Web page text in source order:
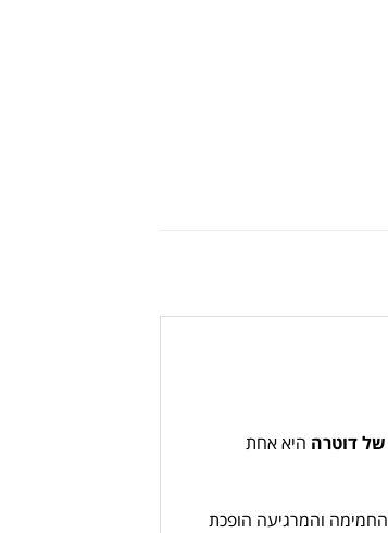
שלדוטרה היאאחת
החמימה והמרגיעה הופכת